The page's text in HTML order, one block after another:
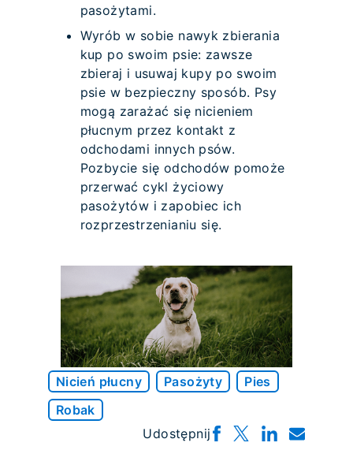
pasożytami.
Wyrób w sobie nawyk zbierania
kup po swoim psie: zawsze
zbieraj i usuwaj kupy po swoim
psie w bezpieczny sposób. Psy
mogą zarażać się nicieniem
płucnym przez kontakt z
odchodami innych psów.
Pozbycie się odchodów pomoże
przerwać cykl życiowy
pasożytów i zapobiec ich
rozprzestrzenianiu się.
Nicień płucny Pasożyty
Pies
Robak
Udostępnij